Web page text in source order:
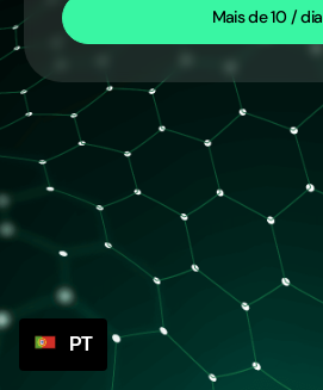
Mais de 10 / dia
PT